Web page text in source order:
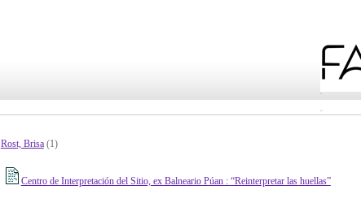
Rost, Brisa(1)
Centro de Interpretación del Sitio, ex Balneario Púan : “Reinterpretar las huellas”